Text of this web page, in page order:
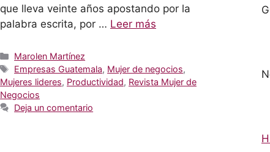
que lleva veinte años apostando por la
palabra escrita, por … Leer más
Categorías
Marolen Martínez
Etiquetas
Empresas Guatemala, Mujer de negocios,
Mujeres lideres, Productividad, Revista Mujer de
Negocios
Deja un comentario